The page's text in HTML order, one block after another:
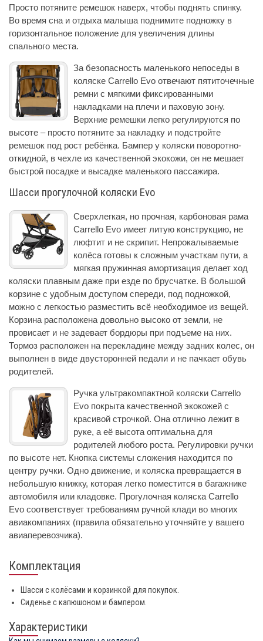
Просто потяните ремешок наверх, чтобы поднять спинку.
Во время сна и отдыха малыша поднимите подножку в
горизонтальное положение для увеличения длины
спального места.
За безопасность маленького непоседы в
коляске Carrello Evo отвечают пятиточечные
ремни с мягкими фиксированными
накладками на плечи и паховую зону.
Верхние ремешки легко регулируются по
высоте – просто потяните за накладку и подстройте
ремешок под рост ребёнка. Бампер у коляски поворотно-
откидной, в чехле из качественной экокожи, он не мешает
быстрой посадке и высадке маленького пассажира.
Шасси прогулочной коляски Evo
Сверхлегкая, но прочная, карбоновая рама
Carrello Evo имеет литую конструкцию, не
люфтит и не скрипит. Непрокалываемые
колёса готовы к сложным участкам пути, а
мягкая пружинная амортизация делает ход
коляски плавным даже при езде по брусчатке. В большой
корзине с удобным доступом спереди, под подножкой,
можно с легкостью разместить всё необходимое из вещей.
Корзина расположена довольно высоко от земли, не
провисает и не задевает бордюры при подъеме на них.
Тормоз расположен на перекладине между задних колес, он
выполнен в виде двусторонней педали и не пачкает обувь
родителей.
Ручка ультракомпактной коляски Carrello
Evo покрыта качественной экокожей с
красивой строчкой. Она отлично лежит в
руке, а её высота оптимальна для
родителей любого роста. Регулировки ручки
по высоте нет. Кнопка системы сложения находится по
центру ручки. Одно движение, и коляска превращается в
небольшую книжку, которая легко поместится в багажнике
автомобиля или кладовке. Прогулочная коляска Carrello
Evo соответствует требованиям ручной клади во многих
авиакомпаниях (правила обязательно уточняйте у вашего
авиаперевозчика).
Комплектация
Шасси с колёсами и корзинкой для покупок.
Сиденье с капюшоном и бампером.
Характеристики